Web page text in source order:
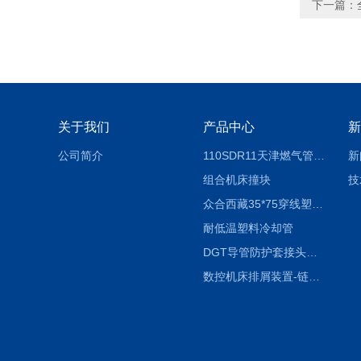
下一篇：
关于我们
公司简介
产品中心
组合机床撞块
耐低温塑料冷却管
DGT导管防护套接头形式与参数
数控机床排屑装置-链板式排屑机